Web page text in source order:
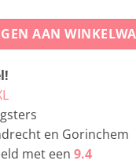
AAN
en Gorinchem
met een 9.4